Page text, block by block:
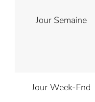
Jour Semaine
Jour Week-End